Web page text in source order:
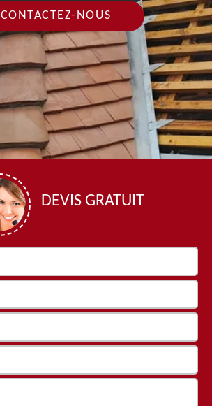
CONTACTEZ-NOUS
DEVIS GRATUIT